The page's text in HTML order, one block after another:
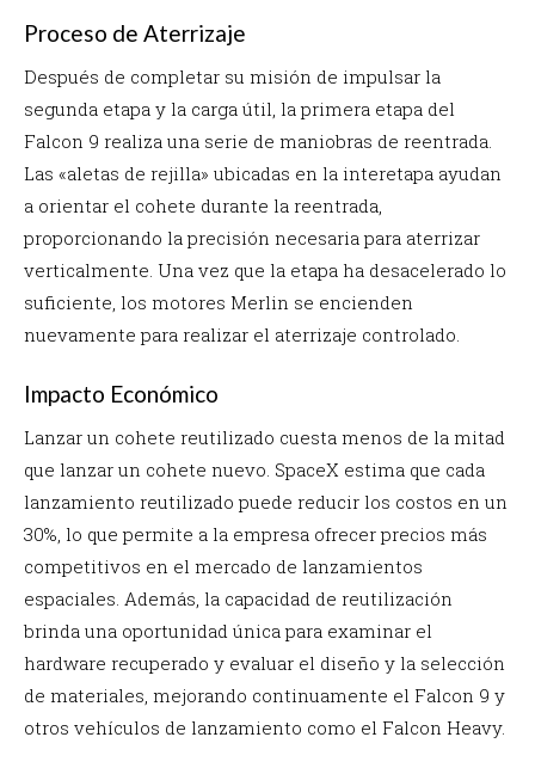
Proceso de Aterrizaje
Después de completar su misión de impulsar la
segunda etapa y la carga útil, la primera etapa del
Falcon 9 realiza una serie de maniobras de reentrada.
Las «aletas de rejilla» ubicadas en la interetapa ayudan
a orientar el cohete durante la reentrada,
proporcionando la precisión necesaria para aterrizar
verticalmente. Una vez que la etapa ha desacelerado lo
suficiente, los motores Merlin se encienden
nuevamente para realizar el aterrizaje controlado.
Impacto Económico
Lanzar un cohete reutilizado cuesta menos de la mitad
que lanzar un cohete nuevo. SpaceX estima que cada
lanzamiento reutilizado puede reducir los costos en un
30%, lo que permite a la empresa ofrecer precios más
competitivos en el mercado de lanzamientos
espaciales. Además, la capacidad de reutilización
brinda una oportunidad única para examinar el
hardware recuperado y evaluar el diseño y la selección
de materiales, mejorando continuamente el Falcon 9 y
otros vehículos de lanzamiento como el Falcon Heavy.